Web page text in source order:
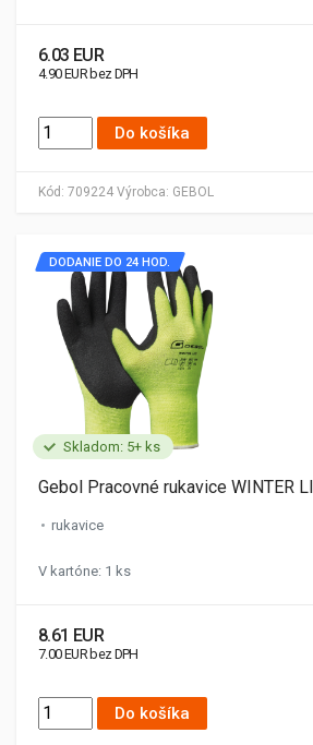
Kód: 709224 Výrobca: GEBOL
6.03 EUR
4.90 EUR bez DPH
Do košíka
Skladom: 5+ ks
DODANIE DO 24 HOD.
Gebol Pracovné rukavice WINTER
rukavice
V kartóne: 1 ks
8.61 EUR
7.00 EUR bez DPH
Do košíka